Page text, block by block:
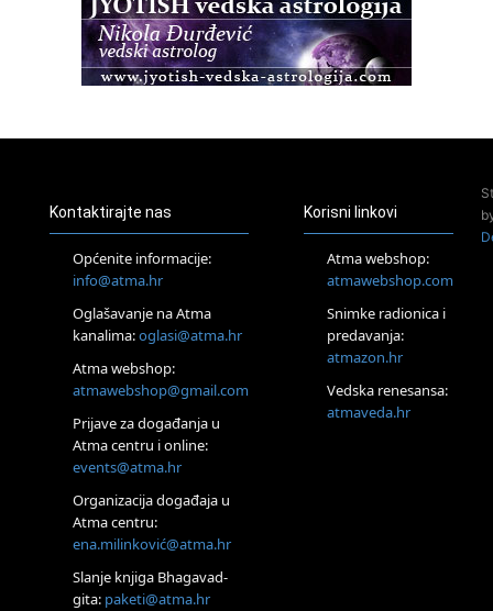
Osnovni ThetaHealing® tečaj, Zagreb i Online
Access BARS®, otpusti stres
Pjesma srca / Zagreb
Tečaj Višeg Vodstva, razvijanja intuicije i Akaša zapisa
Online
Postanite Nositelj Vibracije Nove Zemlje
Visoko
Alemka Dauskardt – Jednodnevna radionica sistemskih
konstelacija
Zagreb
HOD PO ŽERAVICI – Seminar koji mijenja tijelo, duh i um
SoulFest – Festival glazbe, mudrosti i zajedništva
Zagreb
Access BARS® edukacija otpusti stres
Kontaktirajte nas
Općenite informacije:
info@atma.hr
Oglašavanje na Atma
kanalima:oglasi@atma.hr
Atma webshop:
atmawebshop@gmail.com
Prijave za događanja u
Atma centru i online:
events@atma.hr
Organizacija događaja u
Atma centru:
ena.milinković@atma.hr
Slanje knjiga Bhagavad-
gita: paketi@atma.hr
Korisni linkovi
Atma webshop:
atmawebshop.com
Snimke radionica i
predavanja:
atmazon.hr
Vedska renesansa:
atmaveda.hr